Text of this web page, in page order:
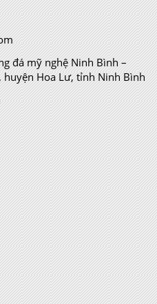
đá mỹ nghệ Ninh Bình –
huyện Hoa Lư, tỉnh Ninh Bình